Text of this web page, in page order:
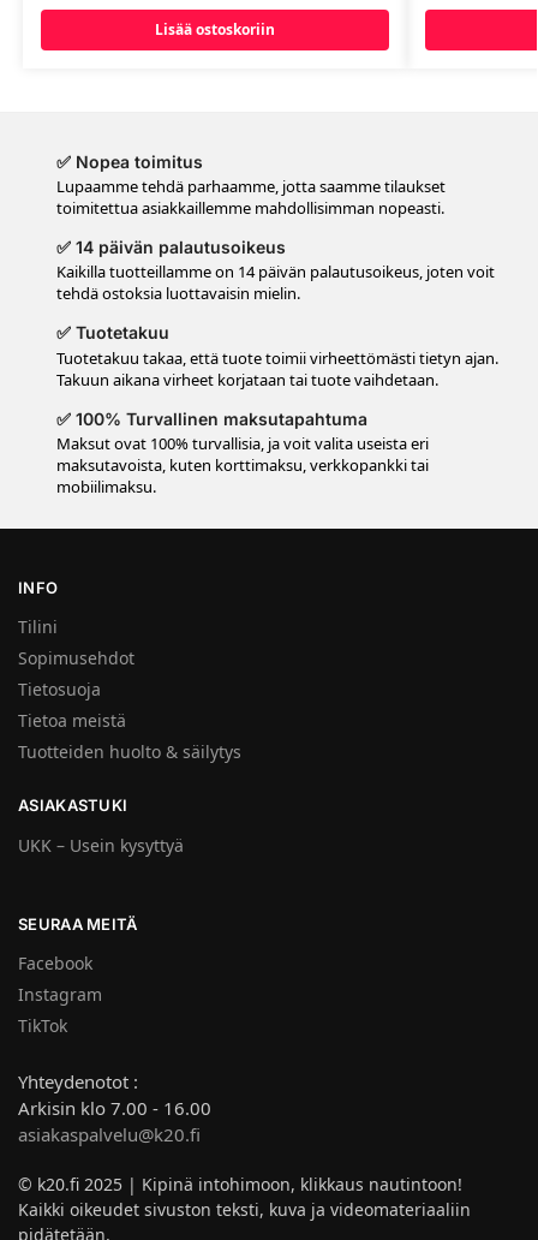
Lisää ostoskoriin
✅ Nopea toimitus
Lupaamme tehdä parhaamme, jotta saamme tilaukset
toimitettua asiakkaillemme mahdollisimman nopeasti.
✅ 14 päivän palautusoikeus
Kaikilla tuotteillamme on 14 päivän palautusoikeus, joten voit
tehdä ostoksia luottavaisin mielin.
✅ Tuotetakuu
Tuotetakuu takaa, että tuote toimii virheettömästi tietyn ajan.
Takuun aikana virheet korjataan tai tuote vaihdetaan.
✅ 100% Turvallinen maksutapahtuma
Maksut ovat 100% turvallisia, ja voit valita useista eri
maksutavoista, kuten korttimaksu, verkkopankki tai
mobiilimaksu.
INFO
Tilini
Sopimusehdot
Tietosuoja
Tietoa meistä
Tuotteiden huolto & säilytys
ASIAKASTUKI
UKK – Usein kysyttyä
SEURAA MEITÄ
Facebook
Instagram
TikTok
Yhteydenotot :
Arkisin klo 7.00 - 16.00
asiakaspalvelu@k20.fi
© k20.fi 2025 | Kipinä intohimoon, klikkaus nautintoon!
Kaikki oikeudet sivuston teksti, kuva ja videomateriaaliin
pidätetään.